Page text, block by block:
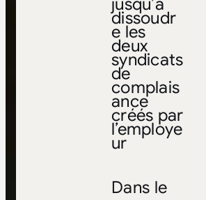
jusqu’à
dissoudr
e les
deux
syndicats
de
complais
ance
créés par
l’employe
ur
Dans le